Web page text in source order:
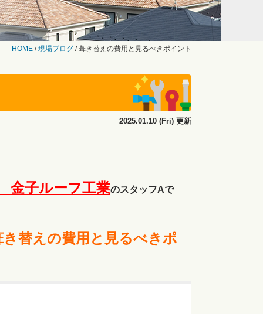
HOME /現場ブログ /葺き替えの費用と見るべきポイント
2025.01.10 (Fri) 更新
金子ルーフ工業のスタッフAで
き替えの費用と見るべきポ